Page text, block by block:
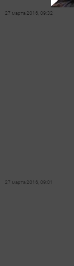
27 марта 2016, 09:32
27 марта 2016, 09:01